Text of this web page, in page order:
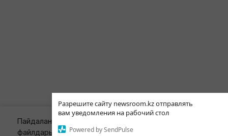
Разрешите сайту newsroom.kz отправлять
вам уведомления на рабочий стол
Powered by SendPulse
Пайдаланушы тәжірибесін жақсарту мақсатында біз
файлдарын пайдаланамыз. Сайтты әрі қарай қолдану